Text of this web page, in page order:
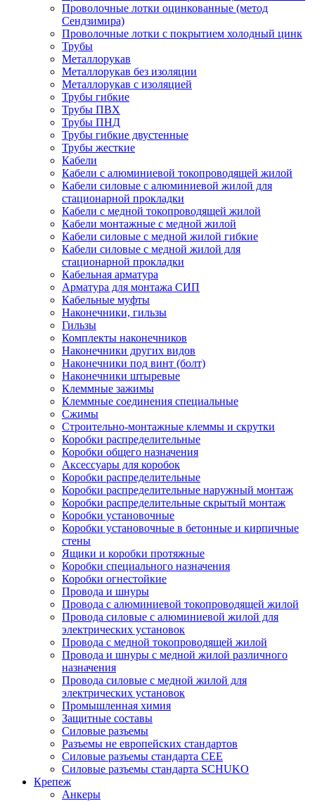
Проволочные лотки оцинкованные (метод
Сендзимира)
Проволочные лотки с покрытием холодный цинк
Трубы
Металлорукав
Металлорукав без изоляции
Металлорукав с изоляцией
Трубы гибкие
Трубы ПВХ
Трубы ПНД
Трубы гибкие двустенные
Трубы жесткие
Кабели
Кабели с алюминиевой токопроводящей жилой
Кабели силовые с алюминиевой жилой для
стационарной прокладки
Кабели с медной токопроводящей жилой
Кабели монтажные с медной жилой
Кабели силовые с медной жилой гибкие
Кабели силовые с медной жилой для
стационарной прокладки
Кабельная арматура
Арматура для монтажа СИП
Кабельные муфты
Наконечники, гильзы
Гильзы
Комплекты наконечников
Наконечники других видов
Наконечники под винт (болт)
Наконечники штыревые
Клеммные зажимы
Клеммные соединения специальные
Сжимы
Строительно-монтажные клеммы и скрутки
Коробки распределительные
Коробки общего назначения
Аксессуары для коробок
Коробки распределительные
Коробки распределительные наружный монтаж
Коробки распределительные скрытый монтаж
Коробки установочные
Коробки установочные в бетонные и кирпичные
стены
Ящики и коробки протяжные
Коробки специального назначения
Коробки огнестойкие
Провода и шнуры
Провода с алюминиевой токопроводящей жилой
Провода силовые с алюминиевой жилой для
электрических установок
Провода с медной токопроводящей жилой
Провода и шнуры с медной жилой различного
назначения
Провода силовые с медной жилой для
электрических установок
Промышленная химия
Защитные составы
Силовые разъемы
Разъемы не европейских стандартов
Силовые разъемы стандарта CEE
Силовые разъемы стандарта SCHUKO
Крепеж
Анкеры